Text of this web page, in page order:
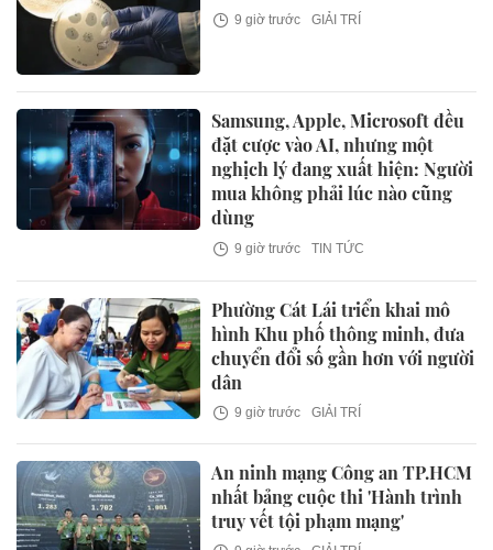
9 giờ trước GIẢI TRÍ
Samsung, Apple, Microsoft đều
đặt cược vào AI, nhưng một
nghịch lý đang xuất hiện: Người
mua không phải lúc nào cũng
dùng
9 giờ trước TIN TỨC
Phường Cát Lái triển khai mô
hình Khu phố thông minh, đưa
chuyển đổi số gần hơn với người
dân
9 giờ trước GIẢI TRÍ
An ninh mạng Công an TP.HCM
nhất bảng cuộc thi 'Hành trình
truy vết tội phạm mạng'